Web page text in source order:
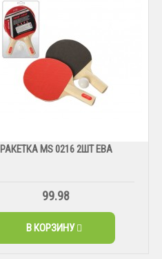
РАКЕТКА MS 0216 2ШТ ЕВА
99.98
В КОРЗИНУ